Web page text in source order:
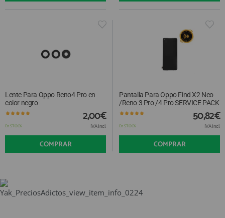
Lente Para Oppo Reno4 Pro en
color negro
En STOCK
2,00€
IVA Incl.
COMPRAR
Pantalla Para Oppo Find X2 Neo
/Reno 3 Pro /4 Pro SERVICE PACK
En STOCK
50,82€
IVA Incl.
COMPRAR